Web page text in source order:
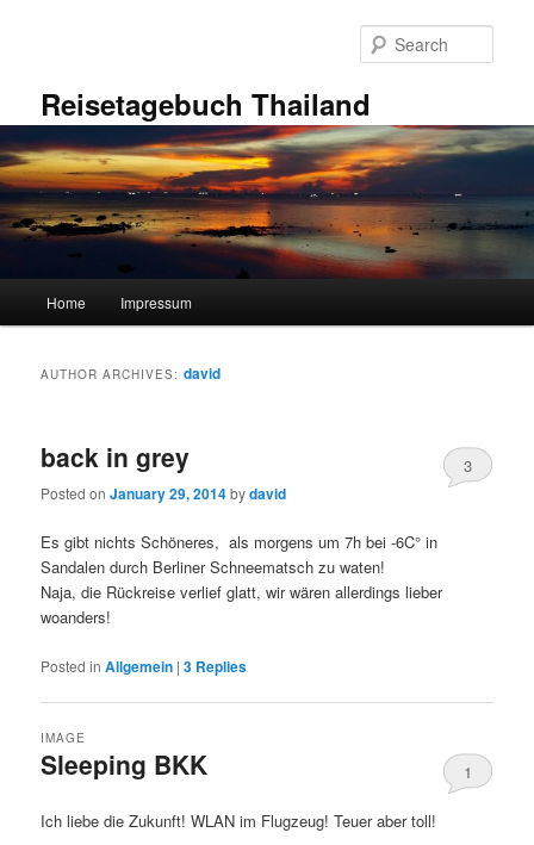
Reisetagebuch Thailand
Home Impressum
AUTHOR ARCHIVES:david
back in grey
Posted onJanuary 29, 2014bydavid
3
Es gibt nichts Schöneres, als morgens um 7h bei -6C° in
Sandalen durch Berliner Schneematsch zu waten!
Naja, die Rückreise verlief glatt, wir wären allerdings lieber
woanders!
Posted in Allgemein |3 Replies
Sleeping BKK
IMAGE
1
Ich liebe die Zukunft! WLAN im Flugzeug! Teuer aber toll!